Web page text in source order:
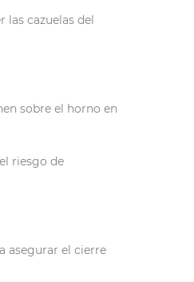
cazuelas del
sobre el horno en
riesgo de
asegurar el cierre